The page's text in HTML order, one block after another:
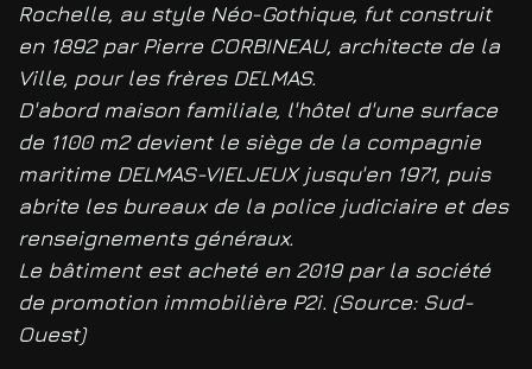
Rochelle, au style Néo-Gothique, fut construit
en 1892 par Pierre CORBINEAU, architecte de la
Ville, pour les frères DELMAS.
D'abord maison familiale, l'hôtel d'une surface
de 1100 m2 devient le siège de la compagnie
maritime DELMAS-VIELJEUX jusqu'en 1971, puis
abrite les bureaux de la police judiciaire et des
renseignements généraux.
Le bâtiment est acheté en 2019 par la société
de promotion immobilière P2i. (Source: Sud-
Ouest)